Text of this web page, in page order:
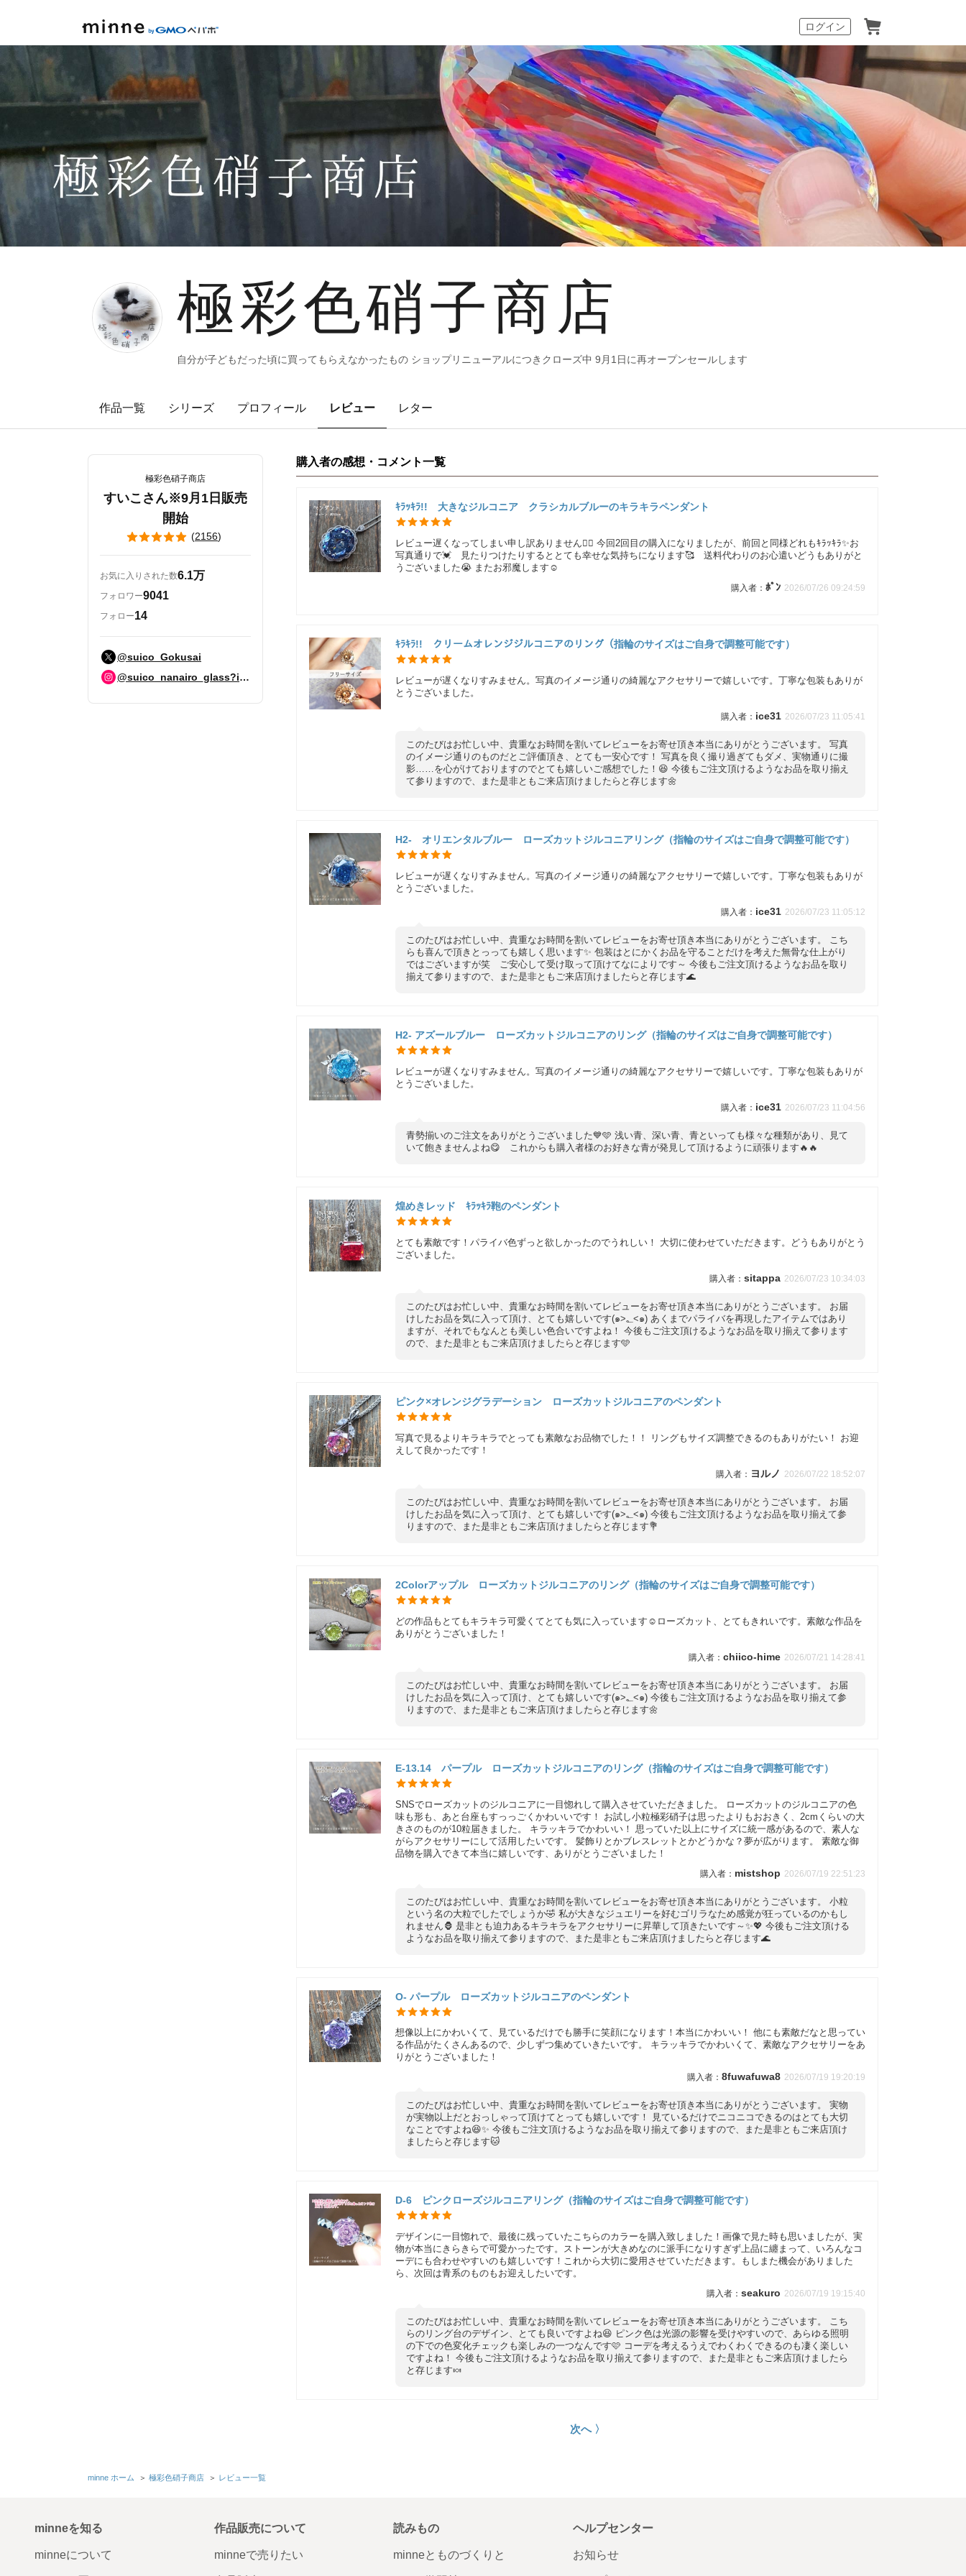
ログイン
極彩色硝子商店
自分が子どもだった頃に買ってもらえなかったもの ショップリニューアルにつきクローズ中 9月1日に再オープンセールします
作品一覧 シリーズ プロフィール レビュー レター
極彩色硝子商店
すいこさん※9月1日販売
開始
(2156)
お気に入りされた数6.1万
フォロワー9041
フォロー14
@suico_Gokusai
@suico_nanairo_glass?igshid=ZDdkNTZiNTM=
購入者の感想・コメント一覧
ｷﾗｯｷﾗ!! 大きなジルコニア クラシカルブルーのキラキラペンダント
レビュー遅くなってしまい申し訳ありません🙇‍♀️ 今回2回目の購入になりましたが、前回と同様どれもｷﾗｯｷﾗ✨お
写真通りで💓 見たりつけたりするととても幸せな気持ちになります🥰 送料代わりのお心遣いどうもありがと
うございました😭 またお邪魔します☺️
ﾎﾟﾝ 2026/07/26 09:24:59
ｷﾗｷﾗ!! クリームオレンジジルコニアのリング（指輪のサイズはご自身で調整可能です）
レビューが遅くなりすみません。写真のイメージ通りの綺麗なアクセサリーで嬉しいです。丁寧な包装もありが
とうございました。
ice31 2026/07/23 11:05:41
このたびはお忙しい中、貴重なお時間を割いてレビューをお寄せ頂き本当にありがとうございます。 写真
のイメージ通りのものだとご評価頂き、とても一安心です！ 写真を良く撮り過ぎてもダメ、実物通りに撮
影……を心がけておりますのでとても嬉しいご感想でした！😆 今後もご注文頂けるようなお品を取り揃え
て参りますので、また是非ともご来店頂けましたらと存じます🌼
H2- オリエンタルブルー ローズカットジルコニアリング（指輪のサイズはご自身で調整可能です）
レビューが遅くなりすみません。写真のイメージ通りの綺麗なアクセサリーで嬉しいです。丁寧な包装もありが
とうございました。
ice31 2026/07/23 11:05:12
このたびはお忙しい中、貴重なお時間を割いてレビューをお寄せ頂き本当にありがとうございます。 こち
らも喜んで頂きとっっても嬉しく思います✨ 包装はとにかくお品を守ることだけを考えた無骨な仕上がり
ではございますが笑 ご安心して受け取って頂けてなによりです～ 今後もご注文頂けるようなお品を取り
揃えて参りますので、また是非ともご来店頂けましたらと存じます🌊
H2- アズールブルー ローズカットジルコニアのリング（指輪のサイズはご自身で調整可能です）
レビューが遅くなりすみません。写真のイメージ通りの綺麗なアクセサリーで嬉しいです。丁寧な包装もありが
とうございました。
ice31 2026/07/23 11:04:56
青勢揃いのご注文をありがとうございました💙🩵 浅い青、深い青、青といっても様々な種類があり、見て
いて飽きませんよね😋 これからも購入者様のお好きな青が発見して頂けるように頑張ります🔥🔥
煌めきレッド ｷﾗｯｷﾗ鞄のペンダント
とても素敵です！パライバ色ずっと欲しかったのでうれしい！ 大切に使わせていただきます。どうもありがとう
ございました。
sitappa 2026/07/23 10:34:03
このたびはお忙しい中、貴重なお時間を割いてレビューをお寄せ頂き本当にありがとうございます。 お届
けしたお品を気に入って頂け、とても嬉しいです(๑>؂<๑) あくまでパライバを再現したアイテムではあり
ますが、それでもなんとも美しい色合いですよね！ 今後もご注文頂けるようなお品を取り揃えて参ります
ので、また是非ともご来店頂けましたらと存じます🩵
ピンク×オレンジグラデーション ローズカットジルコニアのペンダント
写真で見るよりキラキラでとっても素敵なお品物でした！！ リングもサイズ調整できるのもありがたい！ お迎
えして良かったです！
ヨルノ 2026/07/22 18:52:07
このたびはお忙しい中、貴重なお時間を割いてレビューをお寄せ頂き本当にありがとうございます。 お届
けしたお品を気に入って頂け、とても嬉しいです(๑>؂<๑) 今後もご注文頂けるようなお品を取り揃えて参
りますので、また是非ともご来店頂けましたらと存じます💐
2Colorアップル ローズカットジルコニアのリング（指輪のサイズはご自身で調整可能です）
どの作品もとてもキラキラ可愛くてとても気に入っています☺️ローズカット、とてもきれいです。素敵な作品を
ありがとうございました！
chiico-hime 2026/07/21 14:28:41
このたびはお忙しい中、貴重なお時間を割いてレビューをお寄せ頂き本当にありがとうございます。 お届
けしたお品を気に入って頂け、とても嬉しいです(๑>؂<๑) 今後もご注文頂けるようなお品を取り揃えて参
りますので、また是非ともご来店頂けましたらと存じます🌼
E-13.14 パープル ローズカットジルコニアのリング（指輪のサイズはご自身で調整可能です）
SNSでローズカットのジルコニアに一目惚れして購入させていただきました。 ローズカットのジルコニアの色
味も形も、あと台座もすっっごくかわいいです！ お試し小粒極彩硝子は思ったよりもおおきく、2cmくらいの大
きさのものが10粒届きました。 キラッキラでかわいい！ 思っていた以上にサイズに統一感があるので、素人な
がらアクセサリーにして活用したいです。 髪飾りとかブレスレットとかどうかな？夢が広がります。 素敵な御
品物を購入できて本当に嬉しいです、ありがとうございました！
mistshop 2026/07/19 22:51:23
このたびはお忙しい中、貴重なお時間を割いてレビューをお寄せ頂き本当にありがとうございます。 小粒
という名の大粒でしたでしょうか🤣 私が大きなジュエリーを好むゴリラなため感覚が狂っているのかもし
れません🦍 是非とも迫力あるキラキラをアクセサリーに昇華して頂きたいです～✨💖 今後もご注文頂ける
ようなお品を取り揃えて参りますので、また是非ともご来店頂けましたらと存じます🌊
O- パープル ローズカットジルコニアのペンダント
想像以上にかわいくて、見ているだけでも勝手に笑顔になります！本当にかわいい！ 他にも素敵だなと思ってい
る作品がたくさんあるので、少しずつ集めていきたいです。 キラッキラでかわいくて、素敵なアクセサリーをあ
りがとうございました！
8fuwafuwa8 2026/07/19 19:20:19
このたびはお忙しい中、貴重なお時間を割いてレビューをお寄せ頂き本当にありがとうございます。 実物
が実物以上だとおっしゃって頂けてとっても嬉しいです！ 見ているだけでニコニコできるのはとても大切
なことですよね😆✨ 今後もご注文頂けるようなお品を取り揃えて参りますので、また是非ともご来店頂け
ましたらと存じます🐱
D-6 ピンクローズジルコニアリング（指輪のサイズはご自身で調整可能です）
デザインに一目惚れで、最後に残っていたこちらのカラーを購入致しました！画像で見た時も思いましたが、実
物が本当にきらきらで可愛かったです。ストーンが大きめなのに派手になりすぎず上品に纏まって、いろんなコ
ーデにも合わせやすいのも嬉しいです！これから大切に愛用させていただきます。もしまた機会がありました
ら、次回は青系のものもお迎えしたいです。
seakuro 2026/07/19 19:15:40
このたびはお忙しい中、貴重なお時間を割いてレビューをお寄せ頂き本当にありがとうございます。 こち
らのリング台のデザイン、とても良いですよね😆 ピンク色は光源の影響を受けやすいので、あらゆる照明
の下での色変化チェックも楽しみの一つなんです🩷 コーデを考えるうえでわくわくできるのも凄く楽しい
ですよね！ 今後もご注文頂けるようなお品を取り揃えて参りますので、また是非ともご来店頂けましたら
と存じます🍬
次へ 〉
minne ホーム ＞ 極彩色硝子商店 ＞ レビュー一覧
minneを知る
minneについて
作品販売について
minneで売りたい
読みもの
minneとものづくりと
ヘルプセンター
お知らせ